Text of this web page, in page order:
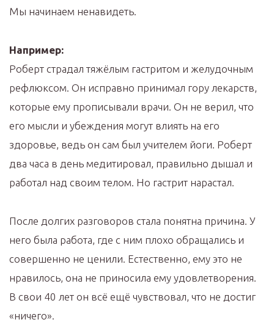
Мы начинаем ненавидеть.
Например:
Роберт страдал тяжёлым гастритом и желудочным
рефлюксом. Он исправно принимал гору лекарств,
которые ему прописывали врачи. Он не верил, что
его мысли и убеждения могут влиять на его
здоровье, ведь он сам был учителем йоги. Роберт
два часа в день медитировал, правильно дышал и
работал над своим телом. Но гастрит нарастал.
После долгих разговоров стала понятна причина. У
него была работа, где с ним плохо обращались и
совершенно не ценили. Естественно, ему это не
нравилось, она не приносила ему удовлетворения.
В свои 40 лет он всё ещё чувствовал, что не достиг
«ничего».